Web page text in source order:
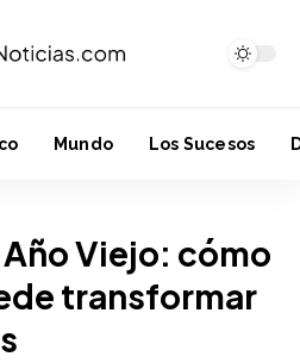
Mundo Los Sucesos
Viejo: cómo
transformar